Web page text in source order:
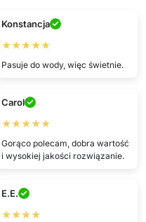
Konstancja
★★★★★
Pasuje do wody, więc świetnie.
Carol
★★★★★
Gorąco polecam, dobra wartość
i wysokiej jakości rozwiązanie.
E.E.
★★★★